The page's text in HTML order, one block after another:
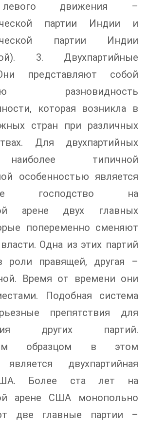
движения –
партии Индии и
партии Индии
3. Двухпартийные
представляют собой
разновидность
которая возникла в
стран при различных
Для двухпартийных
типичной
особенностью является
господство на
арене двух главных
попеременно сменяют
Одна из этих партий
роли правящей, другая –
Время от времени они
Подобная система
препятствия для
других партий.
образцом в этом
двухпартийная
Более ста лет на
арене США монопольно
две главные партии –